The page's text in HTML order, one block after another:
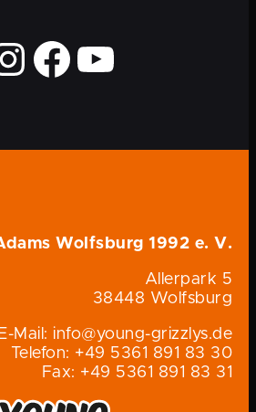
Wolfsburg 1992 e. V.
Allerpark 5
38448 Wolfsburg
E-Mail: info@young-grizzlys.de
Telefon: +49 5361 891 83 30
Fax: +49 5361 891 83 31